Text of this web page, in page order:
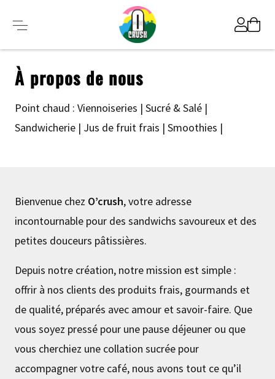
À propos de nous
Point chaud : Viennoiseries | Sucré & Salé |
Sandwicherie | Jus de fruit frais | Smoothies |
Bienvenue chez O’crush, votre adresse
incontournable pour des sandwichs savoureux et des
petites douceurs pâtissières.
Depuis notre création, notre mission est simple :
offrir à nos clients des produits frais, gourmands et
de qualité, préparés avec amour et savoir-faire. Que
vous soyez pressé pour une pause déjeuner ou que
vous cherchiez une collation sucrée pour
accompagner votre café, nous avons tout ce qu’il